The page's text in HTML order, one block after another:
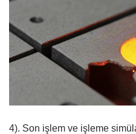
4). Son işlem ve işleme